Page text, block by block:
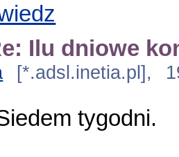
Ilu dniowe
[*.adsl.inetia.pl],
tygodni.